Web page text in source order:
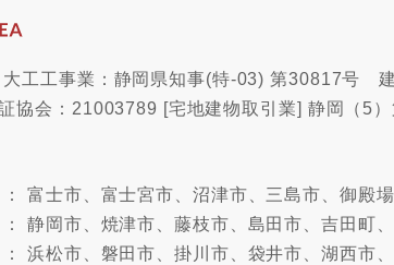
大工工事業：静岡県知事(特-03) 第30817号
協会：21003789 [宅地建物取引業] 静岡（5
富士市、富士宮市、沼津市、三島市、御殿
静岡市、焼津市、藤枝市、島田市、吉田町
浜松市、磐田市、掛川市、袋井市、湖西市